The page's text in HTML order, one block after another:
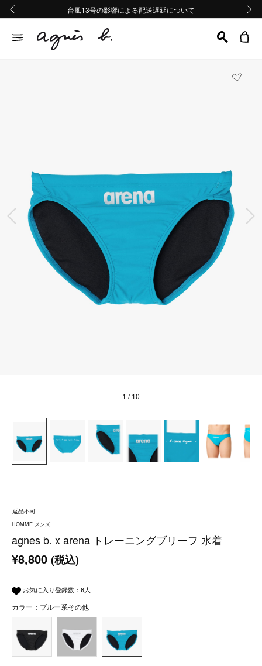
熊本地域地震の影響による配送遅延について
Summer Sale 2buy10%OFF!!
台風13号の影響による配送遅延について
熊本地域地震の影響による配送遅延について
Summer Sale 2buy10%OFF!!
前の画像
1 / 10
返品不可
HOMME メンズ
agnes b. x arena トレーニングブリーフ 水着
¥8,800 (税込)
お気に入り登録数： 6人
カラー：ブルー系その他